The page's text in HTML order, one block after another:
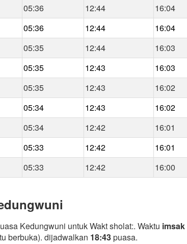
05:36 12:44 16:04
05:36 12:44 16:04
05:35 12:44 16:03
05:35 12:43 16:03
05:35 12:43 16:02
05:34 12:43 16:02
05:34 12:42 16:01
05:33 12:42 16:01
05:33 12:42 16:00
Kedungwuni untuk Wakt sholat:. Waktu imsak
berbuka). dijadwalkan 18:43puasa.